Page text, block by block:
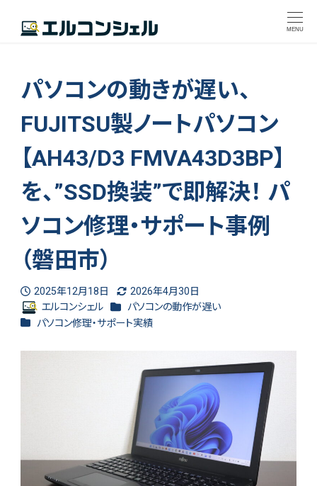
MENU
パソコンの動きが遅い、
FUJITSU製ノートパソコン
【AH43/D3 FMVA43D3BP】
を、”SSD換装”で即解決！ パ
ソコン修理・サポート事例
（磐田市）
投稿日
2025年12月18日
更新日
2026年4月30日
著
者
エルコンシェル カテゴリー
パソコンの動作が遅い
カテゴリー
パソコン修理・サポート実績